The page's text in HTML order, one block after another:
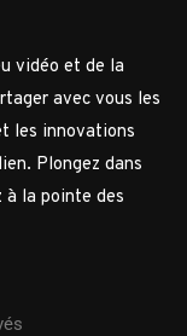
vidéo et de la
avec vous les
les innovations
Plongez dans
à la pointe des